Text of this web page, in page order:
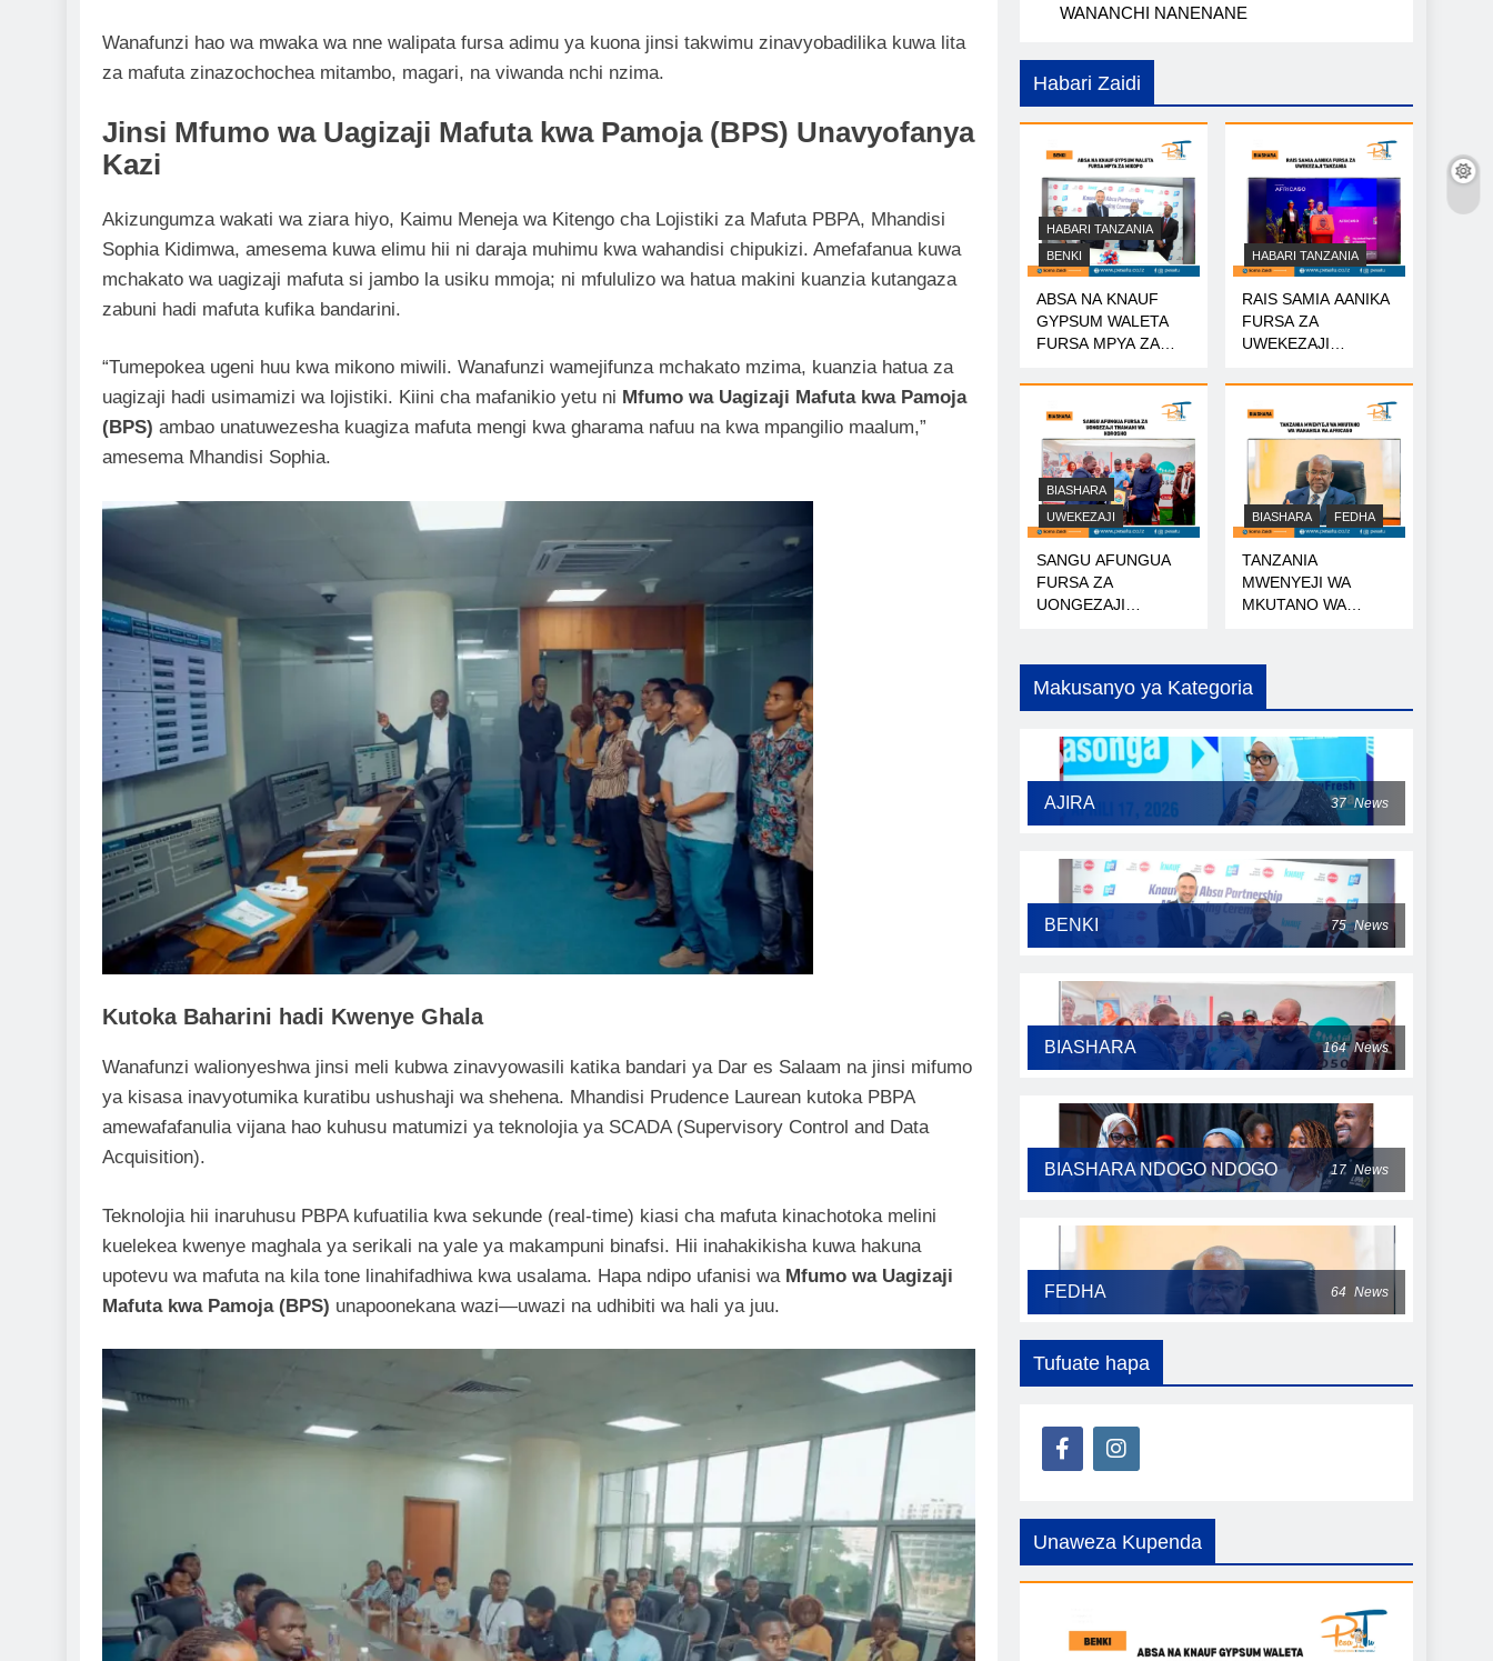
Wanafunzi hao wa mwaka wa nne walipata fursa adimu ya kuona jinsi takwimu zinavyobadilika kuwa lita
za mafuta zinazochochea mitambo, magari, na viwanda nchi nzima.
Jinsi Mfumo wa Uagizaji Mafuta kwa Pamoja (BPS) Unavyofanya
Kazi
Akizungumza wakati wa ziara hiyo, Kaimu Meneja wa Kitengo cha Lojistiki za Mafuta PBPA, Mhandisi
Sophia Kidimwa, amesema kuwa elimu hii ni daraja muhimu kwa wahandisi chipukizi. Amefafanua kuwa
mchakato wa uagizaji mafuta si jambo la usiku mmoja; ni mfululizo wa hatua makini kuanzia kutangaza
zabuni hadi mafuta kufika bandarini.
“Tumepokea ugeni huu kwa mikono miwili. Wanafunzi wamejifunza mchakato mzima, kuanzia hatua za
uagizaji hadi usimamizi wa lojistiki. Kiini cha mafanikio yetu ni Mfumo wa Uagizaji Mafuta kwa Pamoja
(BPS) ambao unatuwezesha kuagiza mafuta mengi kwa gharama nafuu na kwa mpangilio maalum,”
amesema Mhandisi Sophia.
Kutoka Baharini hadi Kwenye Ghala
Wanafunzi walionyeshwa jinsi meli kubwa zinavyowasili katika bandari ya Dar es Salaam na jinsi mifumo
ya kisasa inavyotumika kuratibu ushushaji wa shehena. Mhandisi Prudence Laurean kutoka PBPA
amewafafanulia vijana hao kuhusu matumizi ya teknolojia ya SCADA (Supervisory Control and Data
Acquisition).
Teknolojia hii inaruhusu PBPA kufuatilia kwa sekunde (real-time) kiasi cha mafuta kinachotoka melini
kuelekea kwenye maghala ya serikali na yale ya makampuni binafsi. Hii inahakikisha kuwa hakuna
upotevu wa mafuta na kila tone linahifadhiwa kwa usalama. Hapa ndipo ufanisi wa Mfumo wa Uagizaji
Mafuta kwa Pamoja (BPS) unapoonekana wazi—uwazi na udhibiti wa hali ya juu.
WANANCHI NANENANE
Habari Zaidi
HABARI TANZANIA
BENKI
ABSA NA KNAUF
GYPSUM WALETA
FURSA MPYA ZA
HABARI TANZANIA
RAIS SAMIA AANIKA
FURSA ZA
UWEKEZAJI
BIASHARA
UWEKEZAJI
SANGU AFUNGUA
FURSA ZA
UONGEZAJI
BIASHARA FEDHA
TANZANIA
MWENYEJI WA
MKUTANO WA
Makusanyo ya Kategoria
AJIRA 37 News
BENKI 75 News
BIASHARA 164 News
BIASHARA NDOGO NDOGO 17 News
FEDHA 64 News
Tufuate hapa
Unaweza Kupenda